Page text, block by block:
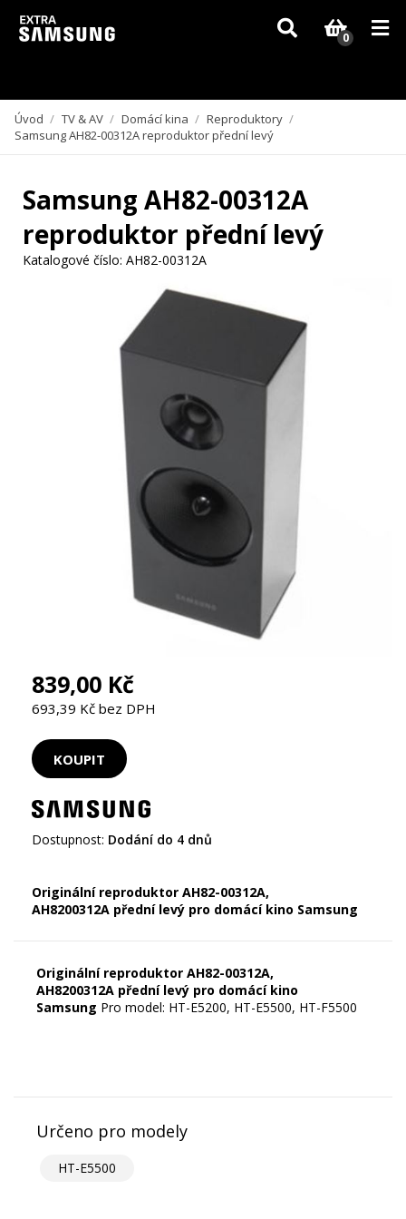
Vzhledem k aktuální situaci se může dodání dílů, které nejsou skladem,
zpozdit. Děkujeme za pochopení.
0
Úvod / TV & AV / Domácí kina / Reproduktory /
Samsung AH82-00312A reproduktor přední levý
Samsung AH82-00312A
reproduktor přední levý
Katalogové číslo: AH82-00312A
839,00 Kč
693,39 Kč bez DPH
Dostupnost: Dodání do 4 dnů
Originální reproduktor AH82-00312A,
AH8200312A přední levý pro domácí kino Samsung
Originální reproduktor AH82-00312A,
AH8200312A přední levý pro domácí kino
Samsung Pro model: HT-E5200, HT-E5500, HT-F5500
Určeno pro modely
HT-E5500